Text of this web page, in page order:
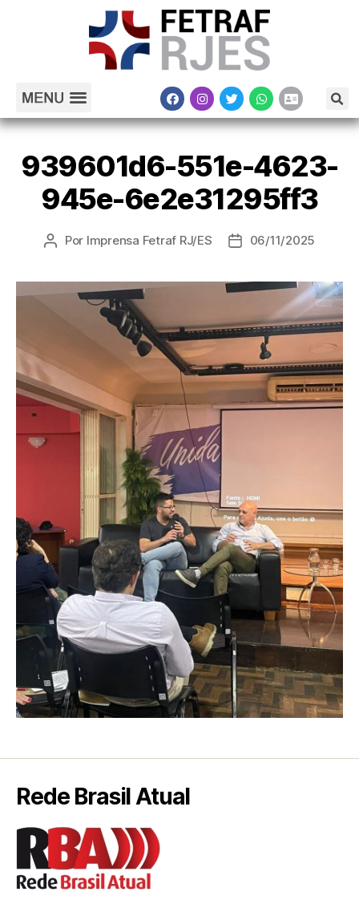
939601d6-551e-4623-
945e-6e2e31295ff3
Por Imprensa Fetraf RJ/ES 06/11/2025
Rede Brasil Atual